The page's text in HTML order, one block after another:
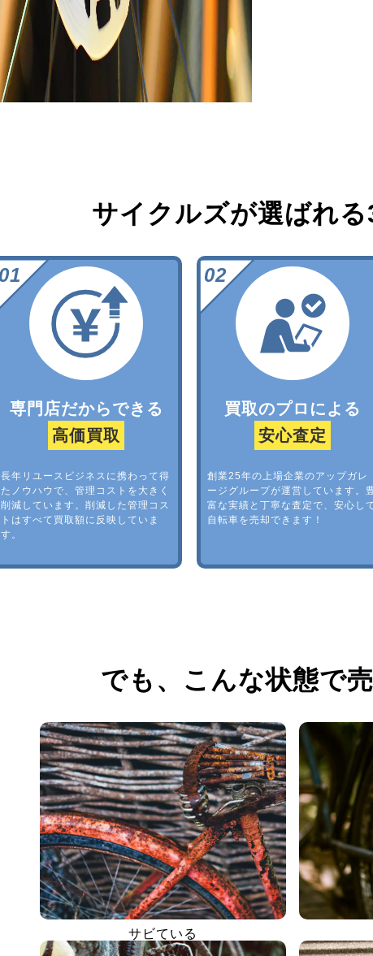
サイクルズが選ばれる
専門店だからできる
高価買取
長年リユースビジネスに携わって得
たノウハウで、管理コストを大きく
削減しています。削減した管理コス
トはすべて買取額に反映していま
す。
買取のプロによる
安心査定
創業25年の上場企業のアップガレ
ージグループが運営しています。
富な実績と丁寧な査定で、安心し
自転車を売却できます！
でも、 こんな状態で
サビている